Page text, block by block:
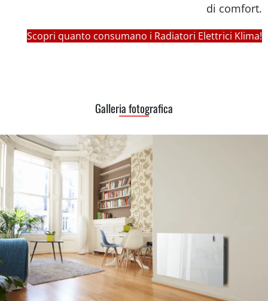
di comfort.
Scopri quanto consumano i Radiatori Elettrici Klima!
Galleria fotografica